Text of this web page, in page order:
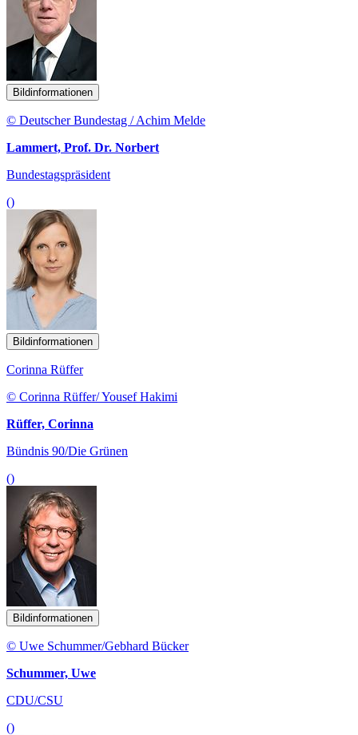
Bildinformationen
© Deutscher Bundestag / Achim Melde
Lammert, Prof. Dr. Norbert
Bundestagspräsident
()
Bildinformationen
Corinna Rüffer
© Corinna Rüffer/ Yousef Hakimi
Rüffer, Corinna
Bündnis 90/Die Grünen
()
Bildinformationen
© Uwe Schummer/Gebhard Bücker
Schummer, Uwe
CDU/CSU
()